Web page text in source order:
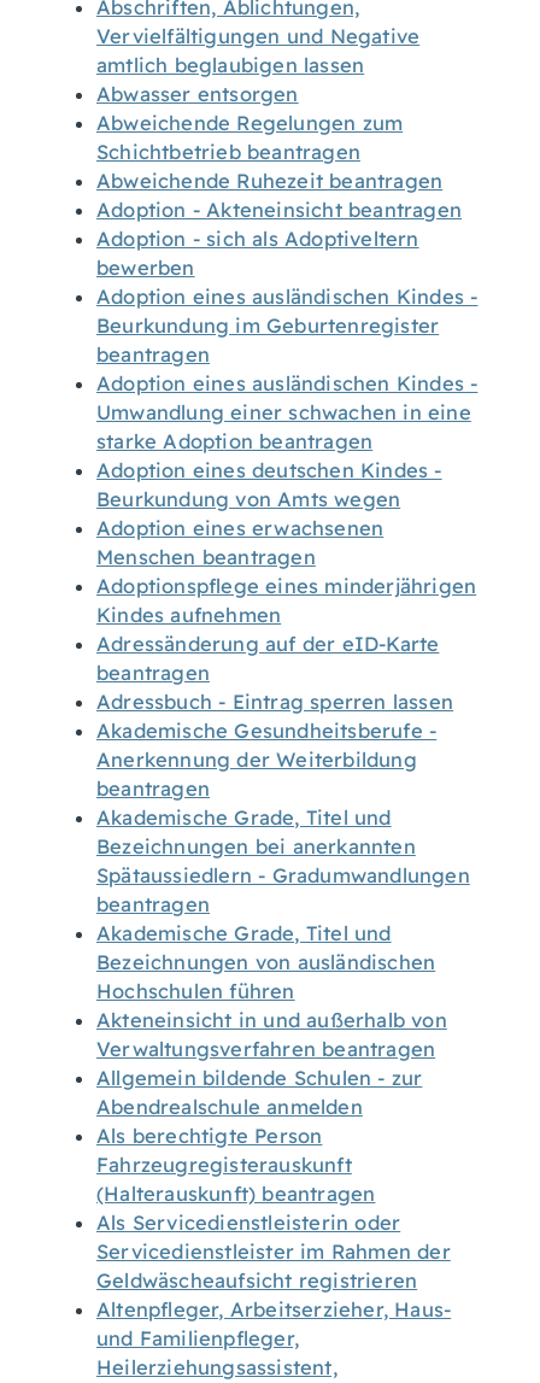
Abschriften, Ablichtungen,
Vervielfältigungen und Negative
amtlich beglaubigen lassen
Abwasser entsorgen
Abweichende Regelungen zum
Schichtbetrieb beantragen
Abweichende Ruhezeit beantragen
Adoption - Akteneinsicht beantragen
Adoption - sich als Adoptiveltern
bewerben
Adoption eines ausländischen Kindes -
Beurkundung im Geburtenregister
beantragen
Adoption eines ausländischen Kindes -
Umwandlung einer schwachen in eine
starke Adoption beantragen
Adoption eines deutschen Kindes -
Beurkundung von Amts wegen
Adoption eines erwachsenen
Menschen beantragen
Adoptionspflege eines minderjährigen
Kindes aufnehmen
Adressänderung auf der eID-Karte
beantragen
Adressbuch - Eintrag sperren lassen
Akademische Gesundheitsberufe -
Anerkennung der Weiterbildung
beantragen
Akademische Grade, Titel und
Bezeichnungen bei anerkannten
Spätaussiedlern - Gradumwandlungen
beantragen
Akademische Grade, Titel und
Bezeichnungen von ausländischen
Hochschulen führen
Akteneinsicht in und außerhalb von
Verwaltungsverfahren beantragen
Allgemein bildende Schulen - zur
Abendrealschule anmelden
Als berechtigte Person
Fahrzeugregisterauskunft
(Halterauskunft) beantragen
Als Servicedienstleisterin oder
Servicedienstleister im Rahmen der
Geldwäscheaufsicht registrieren
Altenpfleger, Arbeitserzieher, Haus-
und Familienpfleger,
Heilerziehungsassistent,